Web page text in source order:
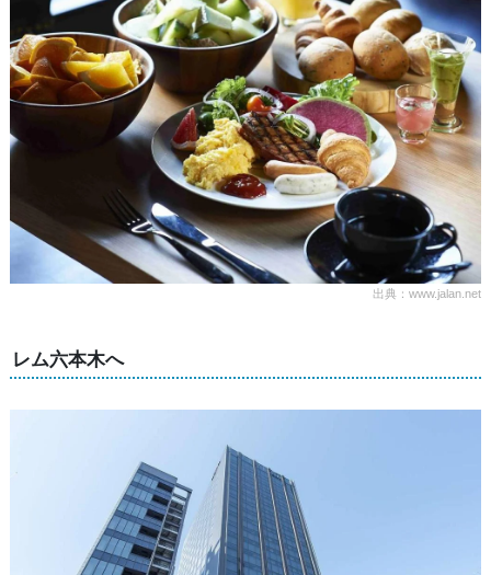
出典：www.jalan.net
レム六本木へ